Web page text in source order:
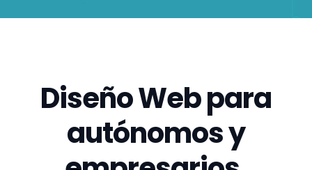
Diseño Web para
autónomos y